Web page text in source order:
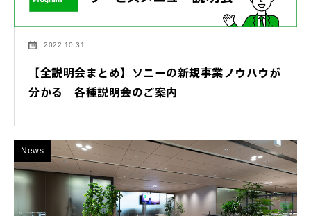
2022.10.31
【全説明会まとめ】ソニーの新規事業ノウハウが
分かる 各種説明会のご案内
News